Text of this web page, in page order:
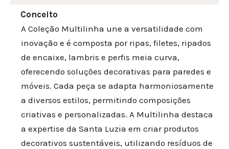
Conceito
A Coleção Multilinha une a versatilidade com
inovação e é composta por ripas, filetes, ripados
de encaixe, lambris e perfis meia curva,
oferecendo soluções decorativas para paredes e
móveis. Cada peça se adapta harmoniosamente
a diversos estilos, permitindo composições
criativas e personalizadas. A Multilinha destaca
a expertise da Santa Luzia em criar produtos
decorativos sustentáveis, utilizando resíduos de